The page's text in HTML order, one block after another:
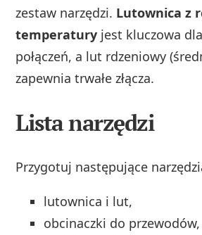
zestaw narzędzi. Lutownica z
temperatury jest kluczowa
połączeń, a lut rdzeniowy
zapewnia trwałe złącza.
Lista narzędzi
Przygotuj następujące
lutownica i lut,
obcinaczki do przewodów,